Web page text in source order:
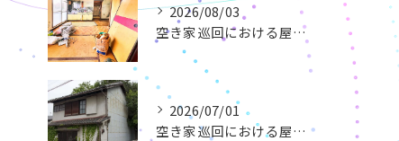
2026/08/03
空き家巡回における屋内のチェックポイントとは？
2026/07/01
空き家巡回における屋外のチェックポイントとは？